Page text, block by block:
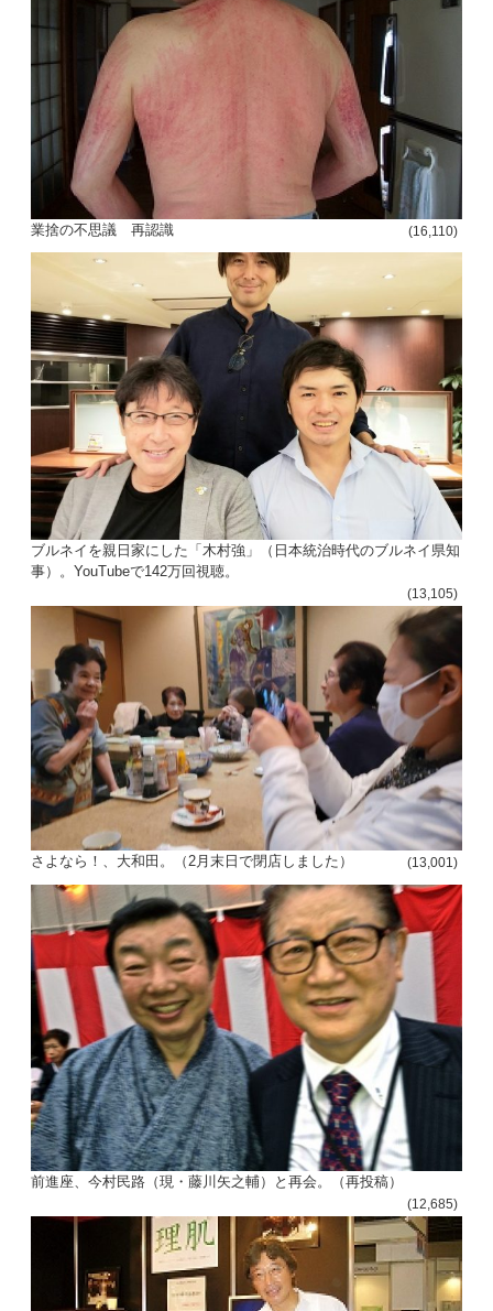
業捨の不思議 再認識 (16,110)
ブルネイを親日家にした「木村強」（日本統治時代のブルネイ県知
事）。YouTubeで142万回視聴。
(13,105)
さよなら！、大和田。（2月末日で閉店しました） (13,001)
前進座、今村民路（現・藤川矢之輔）と再会。（再投稿）
(12,685)